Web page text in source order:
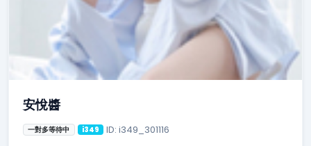
安悅醬
一對多等待中 i349 ID: i349_301116